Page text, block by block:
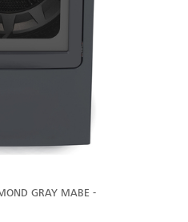
GRAY MABE -